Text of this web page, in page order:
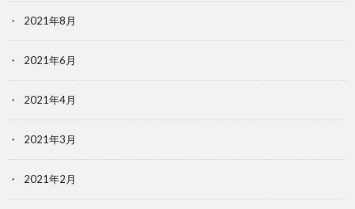
2021年8月
2021年6月
2021年4月
2021年3月
2021年2月